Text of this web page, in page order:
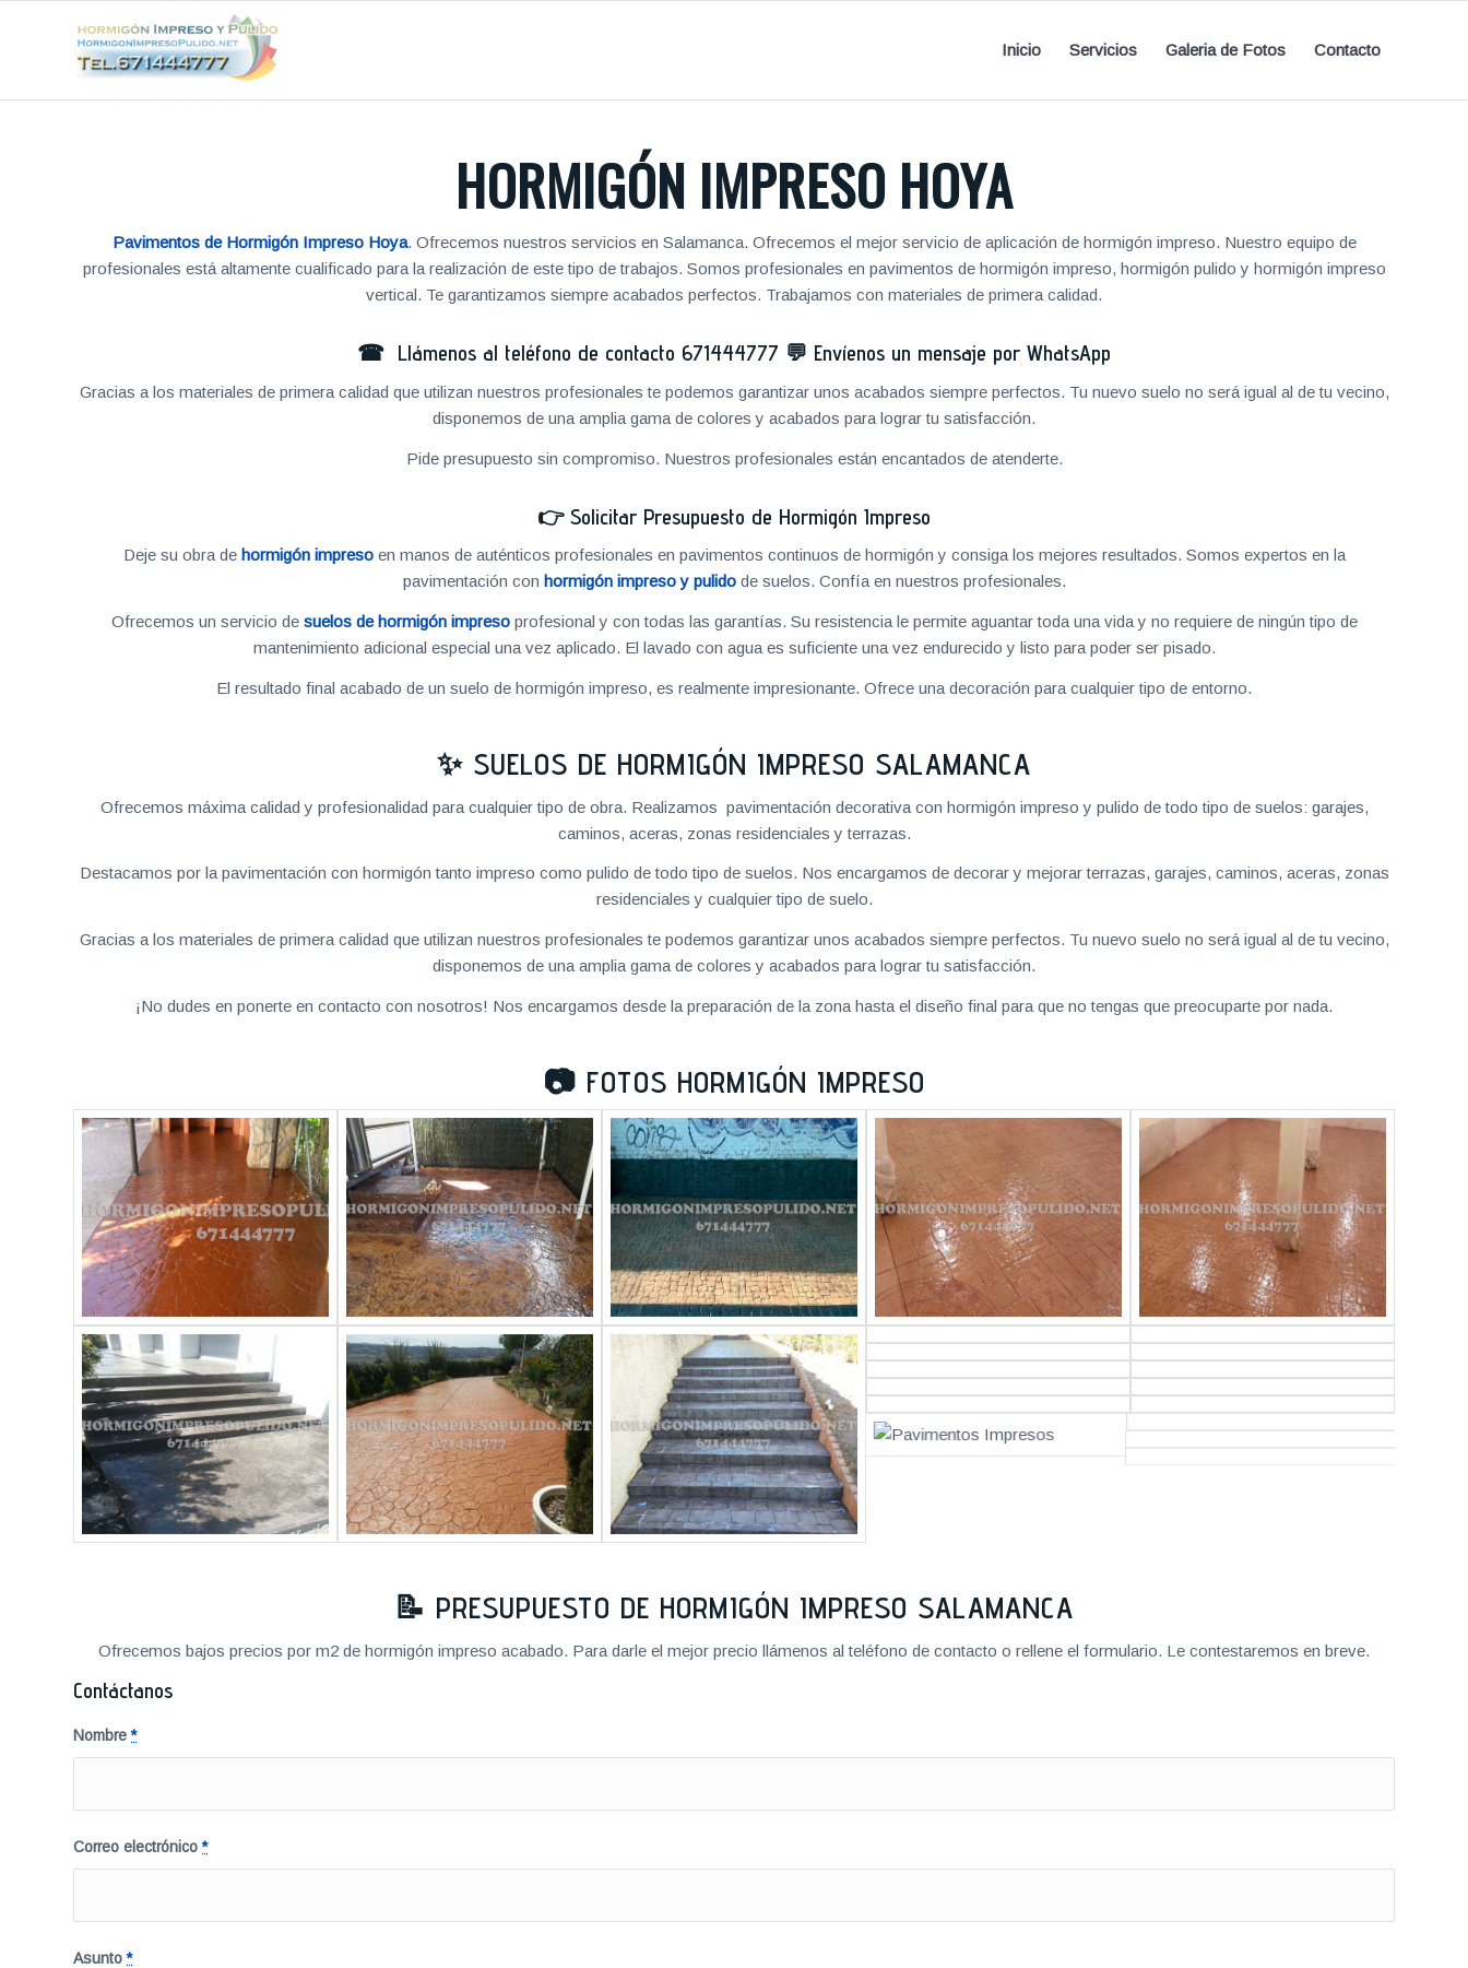
Inicio Servicios Galeria de Fotos Contacto
HORMIGÓN IMPRESO HOYA
Pavimentos de Hormigón Impreso Hoya. Ofrecemos nuestros servicios en Salamanca. Ofrecemos el mejor servicio de aplicación de hormigón impreso. Nuestro equipo de
profesionales está altamente cualificado para la realización de este tipo de trabajos. Somos profesionales en pavimentos de hormigón impreso, hormigón pulido y hormigón impreso
vertical. Te garantizamos siempre acabados perfectos. Trabajamos con materiales de primera calidad.
☎ Llámenos al teléfono de contacto 671444777 💬 Envíenos un mensaje por WhatsApp
Gracias a los materiales de primera calidad que utilizan nuestros profesionales te podemos garantizar unos acabados siempre perfectos. Tu nuevo suelo no será igual al de tu vecino,
disponemos de una amplia gama de colores y acabados para lograr tu satisfacción.
Pide presupuesto sin compromiso. Nuestros profesionales están encantados de atenderte.
👉 Solicitar Presupuesto de Hormigón Impreso
Deje su obra de hormigón impresoen manos de auténticos profesionales en pavimentos continuos de hormigón y consiga los mejores resultados. Somos expertos en la
pavimentación con hormigón impreso y pulidode suelos. Confía en nuestros profesionales.
Ofrecemos un servicio de suelos de hormigón impresoprofesional y con todas las garantías. Su resistencia le permite aguantar toda una vida y no requiere de ningún tipo de
mantenimiento adicional especial una vez aplicado. El lavado con agua es suficiente una vez endurecido y listo para poder ser pisado.
El resultado final acabado de un suelo de hormigón impreso, es realmente impresionante. Ofrece una decoración para cualquier tipo de entorno.
✨ SUELOS DE HORMIGÓN IMPRESO SALAMANCA
Ofrecemos máxima calidad y profesionalidad para cualquier tipo de obra. Realizamos pavimentación decorativa con hormigón impreso y pulido de todo tipo de suelos: garajes,
caminos, aceras, zonas residenciales y terrazas.
Destacamos por la pavimentación con hormigón tanto impreso como pulido de todo tipo de suelos. Nos encargamos de decorar y mejorar terrazas, garajes, caminos, aceras, zonas
residenciales y cualquier tipo de suelo.
Gracias a los materiales de primera calidad que utilizan nuestros profesionales te podemos garantizar unos acabados siempre perfectos. Tu nuevo suelo no será igual al de tu vecino,
disponemos de una amplia gama de colores y acabados para lograr tu satisfacción.
¡No dudes en ponerte en contacto con nosotros! Nos encargamos desde la preparación de la zona hasta el diseño final para que no tengas que preocuparte por nada.
📷 FOTOS HORMIGÓN IMPRESO
📝 PRESUPUESTO DE HORMIGÓN IMPRESO SALAMANCA
Ofrecemos bajos precios por m2 de hormigón impreso acabado. Para darle el mejor precio llámenos al teléfono de contacto o rellene el formulario. Le contestaremos en breve.
Contáctanos
Nombre*
Correo electrónico*
Asunto*